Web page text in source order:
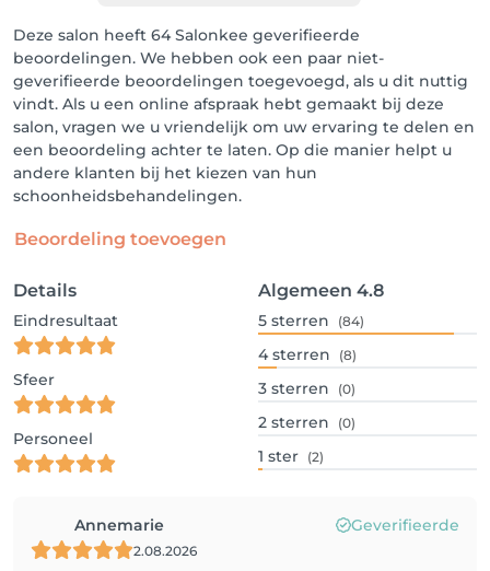
Deze salon heeft 64 Salonkee geverifieerde
beoordelingen. We hebben ook een paar niet-
geverifieerde beoordelingen toegevoegd, als u dit nuttig
vindt. Als u een online afspraak hebt gemaakt bij deze
salon, vragen we u vriendelijk om uw ervaring te delen en
een beoordeling achter te laten. Op die manier helpt u
andere klanten bij het kiezen van hun
schoonheidsbehandelingen.
Beoordeling toevoegen
Details
Eindresultaat
Sfeer
Personeel
Algemeen 4.8
5 sterren (84)
4 sterren (8)
3 sterren (0)
2 sterren (0)
1 ster (2)
Annemarie Geverifieerde
2.08.2026